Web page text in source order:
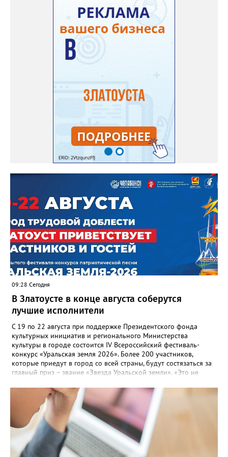
— сообщила начальник Главного управления ГЖИ Ирина
Настенко. В следующий раз, рекомендовали в
Госжилинспекции, службы должны действовать слаженно. И
оперативно делиться информацией со всеми
заинтересованными – от поставщика тепла до конечных
09:28 Сегодня
В Златоусте в конце августа соберутся
лучшие исполнители
С 19 по 22 августа при поддержке Президентского фонда
культурных инициатив и регионального Министерства
культуры в городе состоится IV Всероссийский фестиваль-
конкурс «Уральская земля 2026». Более 200 участников,
которые приедут в город со всей страны, будут состязаться за
главный приз – звание «Звезда Уральской земли». «Это не
прослушивания участников, мастер-классы от ведущих
наставников, выступления победителей прошлых лет и
приглашённых артистов», - сообщает оргкомитет. Вход на все
фестивальные мероприятия будет свободным. В 2025 году в
фестивале участвовали 26 финалистов из городов
Челябинской, Свердловской, Курганской, Оренбургской
областей, Ханты-Мансийского автономного округа и
Республики Башкортостан. Приглашённой звездой стал